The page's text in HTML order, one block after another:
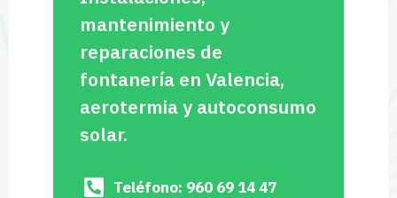
mantenimiento y
reparaciones de
fontanería en Valencia,
aerotermia y autoconsumo
solar.
Teléfono: 960 69 14 47